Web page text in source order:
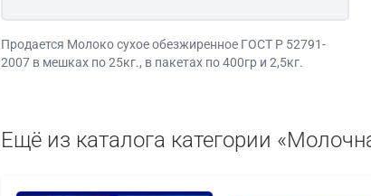
Продается Молоко сухое обезжиренное ГОСТ Р 52791-
2007 в мешках по 25кг., в пакетах по 400гр и 2,5кг.
Ещё из каталога категории